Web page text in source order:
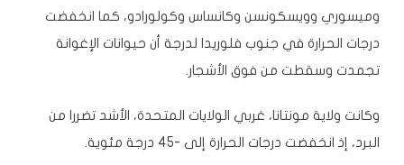
وميسوري وويسكونسن وكانساس وكولورادو، كما انخفضت
درجات الحرارة في جنوب فلوريدا لدرجة أن حيوانات الإغوانة
تجمدت وسقطت من فوق الأشجار.
وكانت ولاية مونتانا، غربي الولايات المتحدة، الأشد تضررا من
البرد، إذ انخفضت درجات الحرارة إلى -45 درجة مئوية.